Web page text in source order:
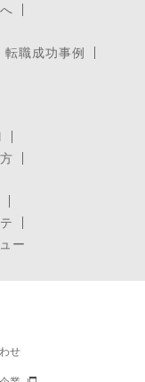
転職成功事例
ー
せ